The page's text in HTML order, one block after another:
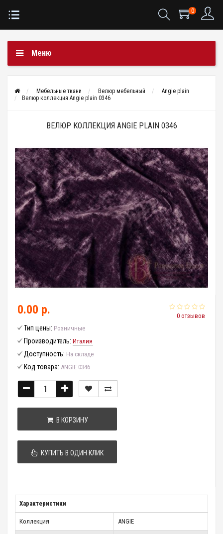
0
Меню
Мебельные ткани Велюр мебельный
Angie plain
Велюр коллекция Angie plain 0346
ВЕЛЮР КОЛЛЕКЦИЯ ANGIE PLAIN 0346
0 отзывов
0.00 р.
Тип цены: Розничные
Производитель: Италия
Доступность: На складе
Код товара: ANGIE 0346
В КОРЗИНУ
КУПИТЬ В ОДИН КЛИК
Характеристики
Коллекция ANGIE